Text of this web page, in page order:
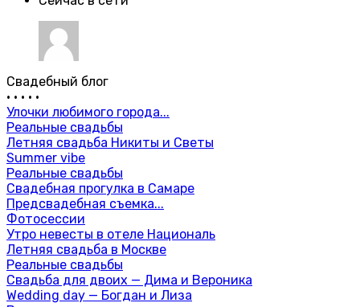
Свадебный блог
• • • • •
Улочки любимого города...
Реальные свадьбы
Летняя свадьба Никиты и Светы
Summer vibe
Реальные свадьбы
Свадебная прогулка в Самаре
Предсвадебная съемка...
Фотосессии
Утро невесты в отеле Националь
Летняя свадьба в Москве
Реальные свадьбы
Свадьба для двоих — Дима и Вероника
Wedding day — Богдан и Лиза